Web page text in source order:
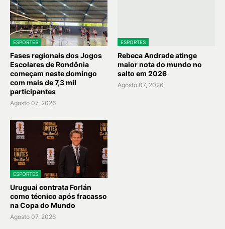
ESPORTES
Fases regionais dos Jogos
Escolares de Rondônia
começam neste domingo
com mais de 7,3 mil
participantes
Agosto 07, 2026
ESPORTES
Rebeca Andrade atinge
maior nota do mundo no
salto em 2026
Agosto 07, 2026
ESPORTES
Uruguai contrata Forlán
como técnico após fracasso
na Copa do Mundo
Agosto 07, 2026